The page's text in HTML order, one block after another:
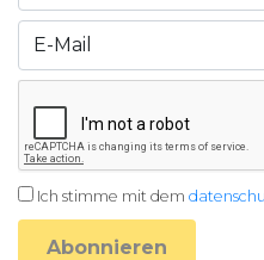
Ich stimme mit dem
Abonnieren